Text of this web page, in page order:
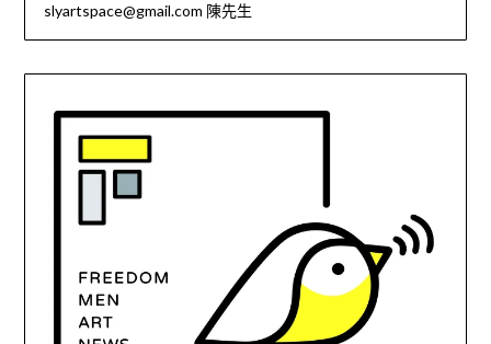
slyartspace@gmail.com 陳先生